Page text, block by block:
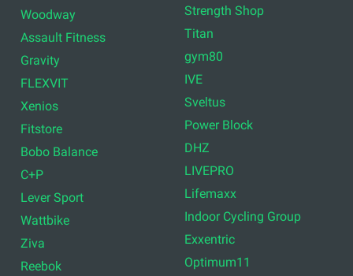
Woodway
Assault Fitness
Gravity
FLEXVIT
Xenios
Fitstore
Bobo Balance
C+P
Lever Sport
Wattbike
Ziva
Reebok
Strength Shop
Titan
gym80
IVE
Sveltus
Power Block
DHZ
LIVEPRO
Lifemaxx
Indoor Cycling Group
Exxentric
Optimum11